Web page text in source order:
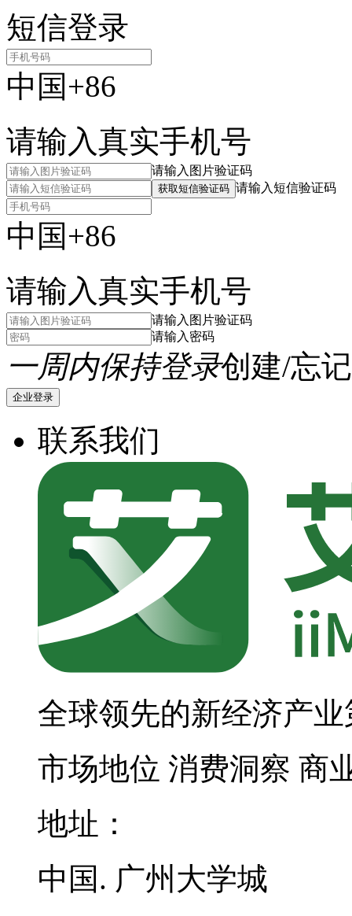
短信登录
中国+86
请输入真实手机号
请输入图片验证码
获取短信验证码 请输入短信验证码
中国+86
请输入真实手机号
请输入图片验证码
请输入密码
一周内保持登录创建/忘
企业登录
联系我们
全球领先的新经济产
市场地位 消费洞察 商
地址：
中国. 广州大学城